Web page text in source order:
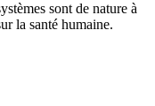
sont de nature à
la santé humaine.